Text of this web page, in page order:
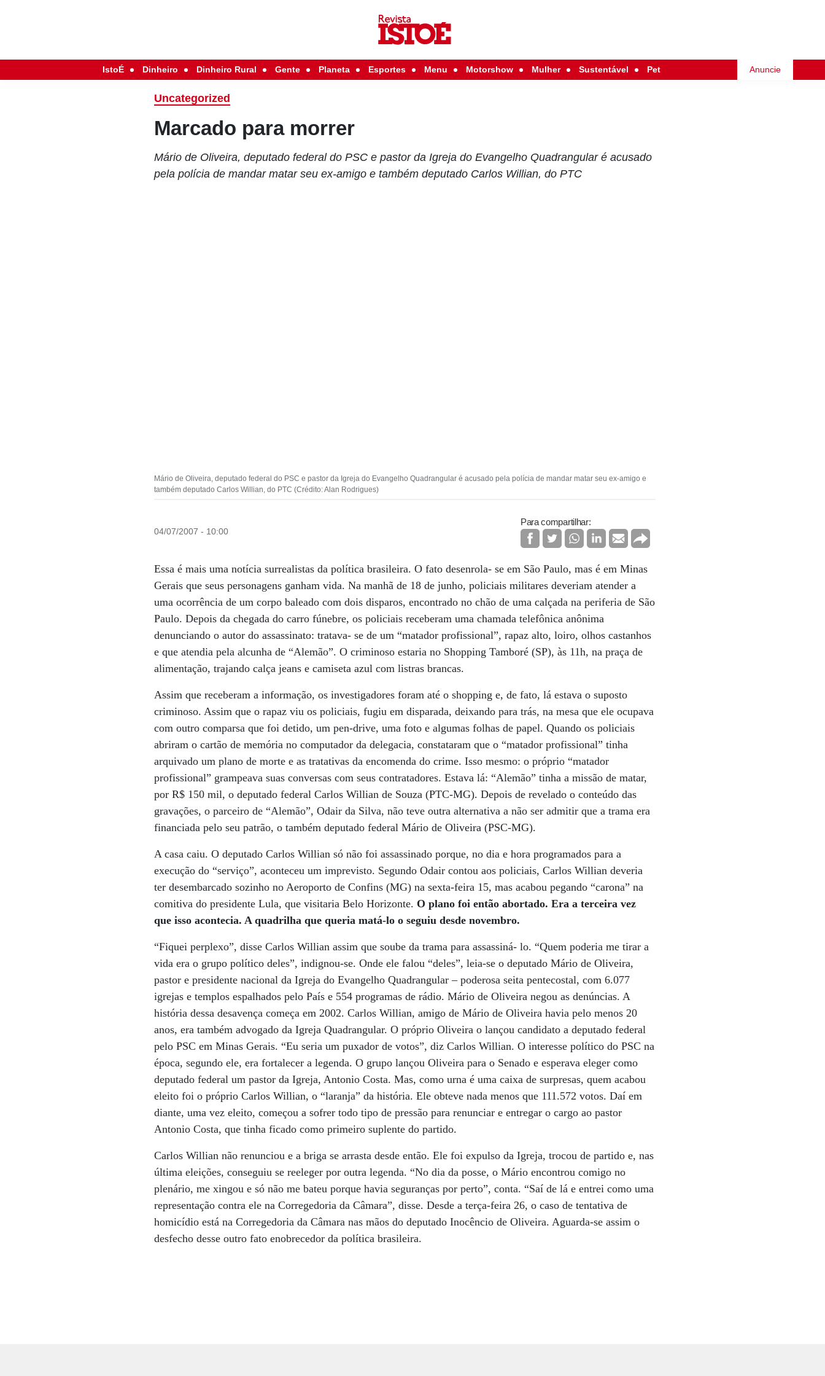
IstoÉ Dinheiro Dinheiro Rural Gente Planeta Esportes Menu Motorshow Mulher Sustentável Pet Anuncie
Uncategorized
Marcado para morrer
Mário de Oliveira, deputado federal do PSC e pastor da Igreja do Evangelho Quadrangular é acusado
pela polícia de mandar matar seu ex-amigo e também deputado Carlos Willian, do PTC
Mário de Oliveira, deputado federal do PSC e pastor da Igreja do Evangelho Quadrangular é acusado pela polícia de mandar matar seu ex-amigo e
também deputado Carlos Willian, do PTC (Crédito: Alan Rodrigues)
04/07/2007 - 10:00
Para compartilhar:
Essa é mais uma notícia surrealistas da política brasileira. O fato desenrola- se em São Paulo, mas é em Minas
Gerais que seus personagens ganham vida. Na manhã de 18 de junho, policiais militares deveriam atender a
uma ocorrência de um corpo baleado com dois disparos, encontrado no chão de uma calçada na periferia de São
Paulo. Depois da chegada do carro fúnebre, os policiais receberam uma chamada telefônica anônima
denunciando o autor do assassinato: tratava- se de um “matador profissional”, rapaz alto, loiro, olhos castanhos
e que atendia pela alcunha de “Alemão”. O criminoso estaria no Shopping Tamboré (SP), às 11h, na praça de
alimentação, trajando calça jeans e camiseta azul com listras brancas.
Assim que receberam a informação, os investigadores foram até o shopping e, de fato, lá estava o suposto
criminoso. Assim que o rapaz viu os policiais, fugiu em disparada, deixando para trás, na mesa que ele ocupava
com outro comparsa que foi detido, um pen-drive, uma foto e algumas folhas de papel. Quando os policiais
abriram o cartão de memória no computador da delegacia, constataram que o “matador profissional” tinha
arquivado um plano de morte e as tratativas da encomenda do crime. Isso mesmo: o próprio “matador
profissional” grampeava suas conversas com seus contratadores. Estava lá: “Alemão” tinha a missão de matar,
por R$ 150 mil, o deputado federal Carlos Willian de Souza (PTC-MG). Depois de revelado o conteúdo das
gravações, o parceiro de “Alemão”, Odair da Silva, não teve outra alternativa a não ser admitir que a trama era
financiada pelo seu patrão, o também deputado federal Mário de Oliveira (PSC-MG).
A casa caiu. O deputado Carlos Willian só não foi assassinado porque, no dia e hora programados para a
execução do “serviço”, aconteceu um imprevisto. Segundo Odair contou aos policiais, Carlos Willian deveria
ter desembarcado sozinho no Aeroporto de Confins (MG) na sexta-feira 15, mas acabou pegando “carona” na
comitiva do presidente Lula, que visitaria Belo Horizonte. O plano foi então abortado. Era a terceira vez
que isso acontecia. A quadrilha que queria matá-lo o seguiu desde novembro.
“Fiquei perplexo”, disse Carlos Willian assim que soube da trama para assassiná- lo. “Quem poderia me tirar a
vida era o grupo político deles”, indignou-se. Onde ele falou “deles”, leia-se o deputado Mário de Oliveira,
pastor e presidente nacional da Igreja do Evangelho Quadrangular – poderosa seita pentecostal, com 6.077
igrejas e templos espalhados pelo País e 554 programas de rádio. Mário de Oliveira negou as denúncias. A
história dessa desavença começa em 2002. Carlos Willian, amigo de Mário de Oliveira havia pelo menos 20
anos, era também advogado da Igreja Quadrangular. O próprio Oliveira o lançou candidato a deputado federal
pelo PSC em Minas Gerais. “Eu seria um puxador de votos”, diz Carlos Willian. O interesse político do PSC na
época, segundo ele, era fortalecer a legenda. O grupo lançou Oliveira para o Senado e esperava eleger como
deputado federal um pastor da Igreja, Antonio Costa. Mas, como urna é uma caixa de surpresas, quem acabou
eleito foi o próprio Carlos Willian, o “laranja” da história. Ele obteve nada menos que 111.572 votos. Daí em
diante, uma vez eleito, começou a sofrer todo tipo de pressão para renunciar e entregar o cargo ao pastor
Antonio Costa, que tinha ficado como primeiro suplente do partido.
Carlos Willian não renunciou e a briga se arrasta desde então. Ele foi expulso da Igreja, trocou de partido e, nas
última eleições, conseguiu se reeleger por outra legenda. “No dia da posse, o Mário encontrou comigo no
plenário, me xingou e só não me bateu porque havia seguranças por perto”, conta. “Saí de lá e entrei como uma
representação contra ele na Corregedoria da Câmara”, disse. Desde a terça-feira 26, o caso de tentativa de
homicídio está na Corregedoria da Câmara nas mãos do deputado Inocêncio de Oliveira. Aguarda-se assim o
desfecho desse outro fato enobrecedor da política brasileira.